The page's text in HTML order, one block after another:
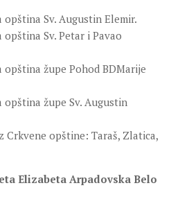
Sv. Augustin Elemir.
Sv. Petar i Pavao
župe Pohod BDMarije
župe Sv. Augustin
Crkvene opštine: Taraš, Zlatica,
Elizabeta Arpadovska Belo